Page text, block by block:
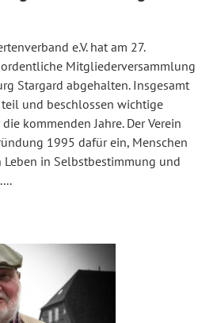
e.V. hat am 27.
Mitgliederversammlung
Stargard abgehalten. Insgesamt
und beschlossen wichtige
kommenden Jahre. Der Verein
1995 dafür ein, Menschen
in Selbstbestimmung und
...